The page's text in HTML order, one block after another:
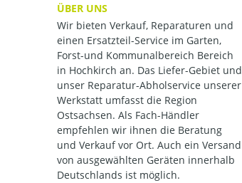
ÜBER UNS
Wir bieten Verkauf, Reparaturen und
einen Ersatzteil-Service im Garten,
Forst-und Kommunalbereich Bereich
in Hochkirch an. Das Liefer-Gebiet und
unser Reparatur-Abholservice unserer
Werkstatt umfasst die Region
Ostsachsen. Als Fach-Händler
empfehlen wir ihnen die Beratung
und Verkauf vor Ort. Auch ein Versand
von ausgewählten Geräten innerhalb
Deutschlands ist möglich.